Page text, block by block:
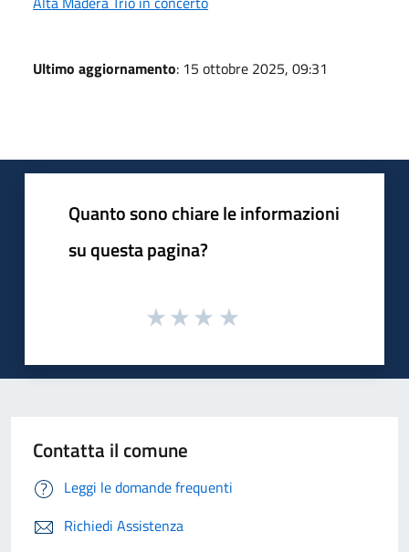
Ultimo aggiornamento: 15 ottobre 2025, 09:31
Quanto sono chiare le informazioni
su questa pagina?
Contatta il comune
Leggi le domande frequenti
Richiedi Assistenza